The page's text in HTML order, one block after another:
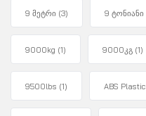
9 მეტრი (3) 9 ტონიანი
9000kg (1) 9000კგ (1)
9500lbs (1) ABS Plastic